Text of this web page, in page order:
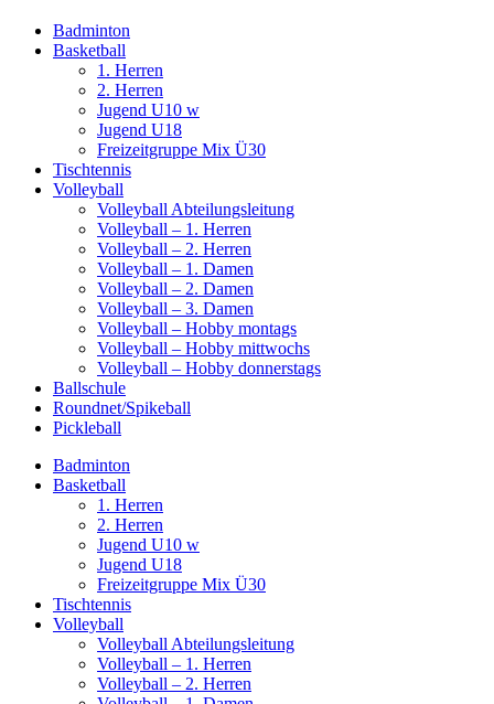
Badminton
Basketball
1. Herren
2. Herren
Jugend U10 w
Jugend U18
Freizeitgruppe Mix Ü30
Tischtennis
Volleyball
Volleyball Abteilungsleitung
Volleyball – 1. Herren
Volleyball – 2. Herren
Volleyball – 1. Damen
Volleyball – 2. Damen
Volleyball – 3. Damen
Volleyball – Hobby montags
Volleyball – Hobby mittwochs
Volleyball – Hobby donnerstags
Ballschule
Roundnet/Spikeball
Pickleball
Badminton
Basketball
1. Herren
2. Herren
Jugend U10 w
Jugend U18
Freizeitgruppe Mix Ü30
Tischtennis
Volleyball
Volleyball Abteilungsleitung
Volleyball – 1. Herren
Volleyball – 2. Herren